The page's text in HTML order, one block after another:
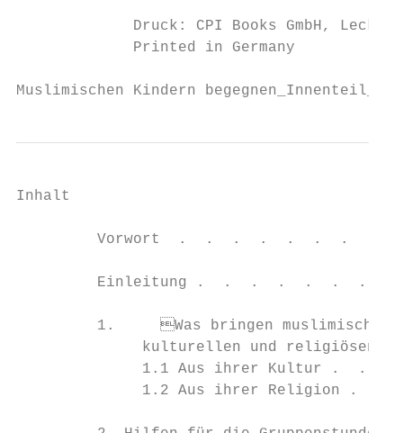
             Druck: CPI Books GmbH, Leck
             Printed in Germany
Muslimischen Kindern
Inhalt
Vorwort  .  .  .  .  .  .  .  .
Einleitung .  .  .  .  .  .  .
         1. 	Was bringen muslimische Kinder aus ihrem
kulturellen und religiösen
1.1 Aus ihrer Kultur .  .
1.2 Aus ihrer Religion .  .